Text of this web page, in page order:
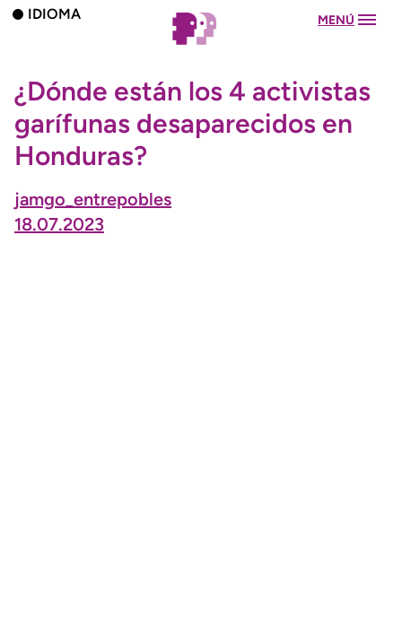
IDIOMA MENÚ
¿Dónde están los 4 activistas
garífunas desaparecidos en
Honduras?
jamgo_entrepobles
18.07.2023